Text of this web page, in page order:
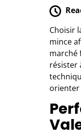
Choisir
mince
marché
résister
orienter